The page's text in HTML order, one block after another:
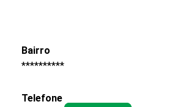
Bairro
**********
Telefone